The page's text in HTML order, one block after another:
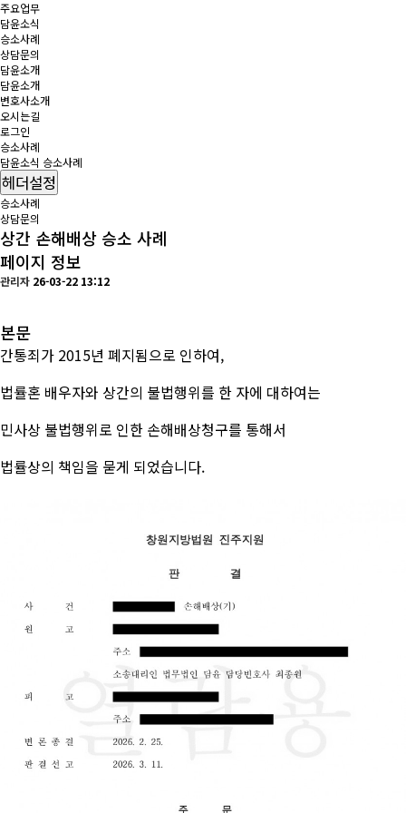
주요업무
담윤소식
승소사례
상담문의
담윤소개
담윤소개
변호사소개
오시는길
로그인
승소사례
담윤소식 승소사례
헤더설정
승소사례
상담문의
상간 손해배상 승소 사례
페이지 정보
관리자 26-03-22 13:12
본문
간통죄가 2015년 폐지됨으로 인하여,
법률혼 배우자와 상간의 불법행위를 한 자에 대하여는
민사상 불법행위로 인한 손해배상청구를 통해서
법률상의 책임을 묻게 되었습니다.